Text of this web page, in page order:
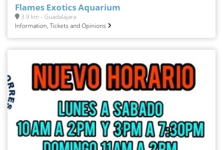
Flames Exotics Aquarium
3.9 km - Guadalajara
Information, Tickets and Opinions